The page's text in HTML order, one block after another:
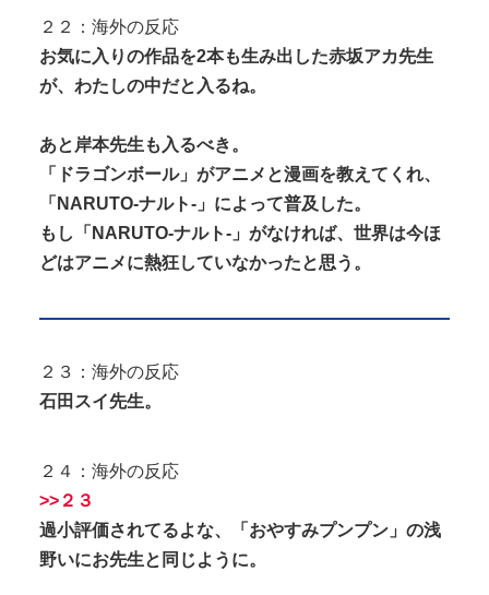
２２：海外の反応
お気に入りの作品を2本も生み出した赤坂アカ先生
が、わたしの中だと入るね。
あと岸本先生も入るべき。
「ドラゴンボール」がアニメと漫画を教えてくれ、
「NARUTO-ナルト-」によって普及した。
もし「NARUTO-ナルト-」がなければ、世界は今ほ
どはアニメに熱狂していなかったと思う。
２３：海外の反応
石田スイ先生。
２４：海外の反応
>>２３
過小評価されてるよな、「おやすみプンプン」の浅
野いにお先生と同じように。